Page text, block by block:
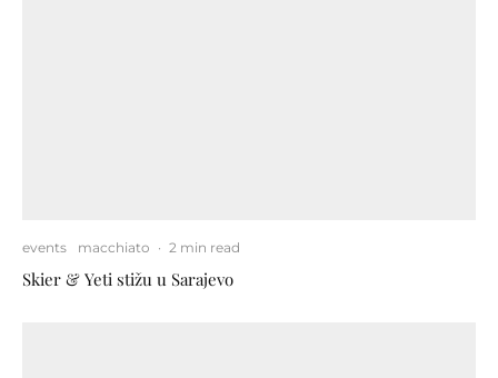
events macchiato · 2 min read
Skier & Yeti stižu u Sarajevo